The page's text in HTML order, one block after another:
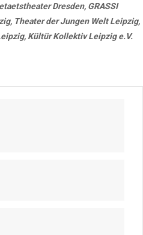
Dresden, GRASSI
Theater der Jungen Welt Leipzig,
Kültür Kollektiv Leipzig e.V.